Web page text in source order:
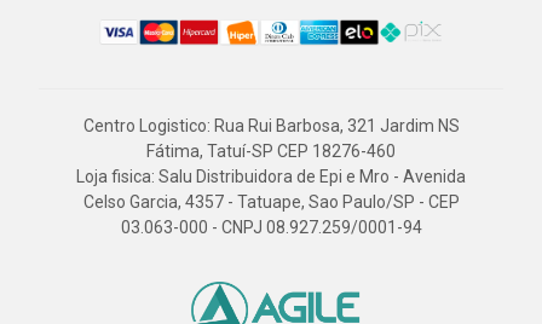
Centro Logistico: Rua Rui Barbosa, 321 Jardim NS
Fátima, Tatuí-SP CEP 18276-460
Loja fisica: Salu Distribuidora de Epi e Mro - Avenida
Celso Garcia, 4357 - Tatuape, Sao Paulo/SP - CEP
03.063-000 - CNPJ 08.927.259/0001-94